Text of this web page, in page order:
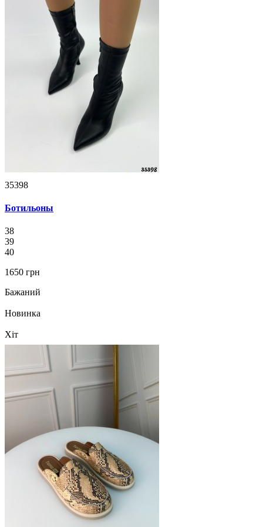
35398
Ботильоны
38
39
40
1650 грн
Бажаний
Новинка
Хіт